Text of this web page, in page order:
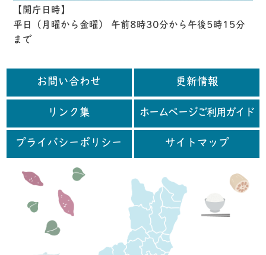
【開庁日時】
平日（月曜から金曜） 午前8時30分から午後5時15分
まで
お問い合わせ 更新情報
リンク集 ホームページご利用ガイド
プライバシーポリシー サイトマップ